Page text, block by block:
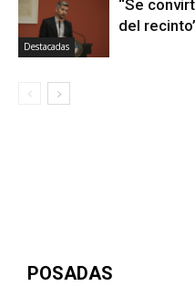
Destacadas
“Se
del
POSADAS